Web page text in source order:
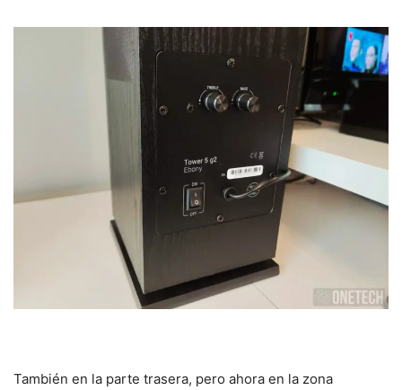
También en la parte trasera, pero ahora en la zona